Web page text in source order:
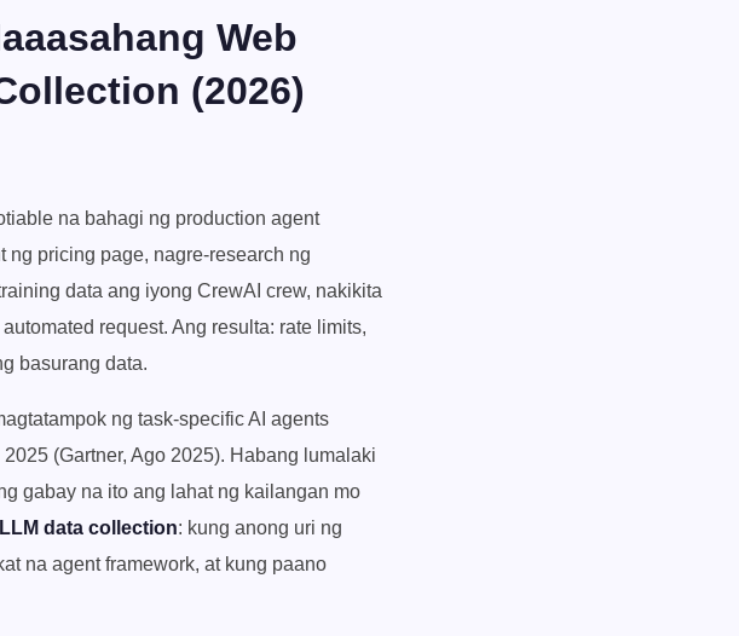
Web
(2026)
na bahagi ng production agent
ng pricing page, nagre-research ng
data ang iyong CrewAI crew, nakikita
request. Ang resulta: rate limits,
basurang data.
ng task-specific AI agents
(Gartner, Ago 2025). Habang lumalaki
gabay na ito ang lahat ng kailangan mo
data collection: kung anong uri ng
na agent framework, at kung paano